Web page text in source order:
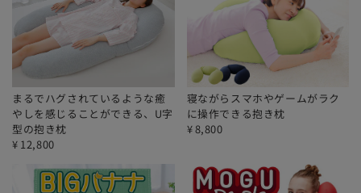
まるでハグされているような癒
やしを感じることができる、U字
型の抱き枕
¥ 12,800
寝ながらスマホやゲームがラク
に操作できる抱き枕
¥8,800